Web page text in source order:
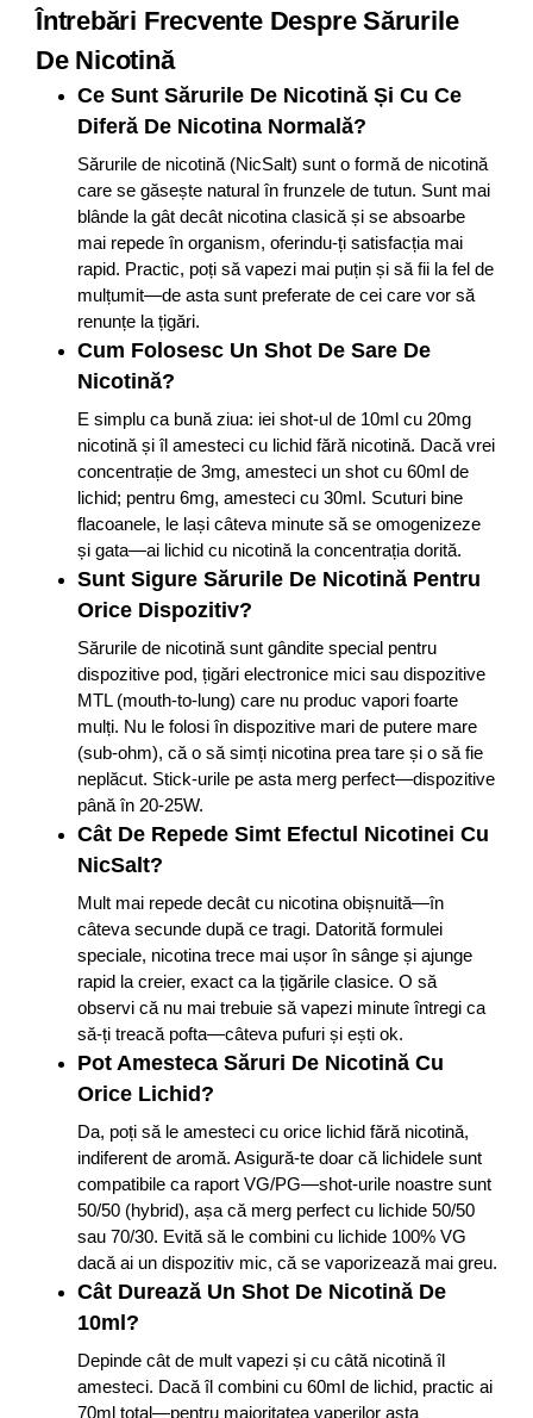
Întrebări Frecvente Despre Sărurile
De Nicotină
Ce Sunt Sărurile De Nicotină Și Cu Ce
Diferă De Nicotina Normală?
Sărurile de nicotină (NicSalt) sunt o formă de nicotină
care se găsește natural în frunzele de tutun. Sunt mai
blânde la gât decât nicotina clasică și se absoarbe
mai repede în organism, oferindu-ți satisfacția mai
rapid. Practic, poți să vapezi mai puțin și să fii la fel de
mulțumit—de asta sunt preferate de cei care vor să
renunțe la țigări.
Cum Folosesc Un Shot De Sare De
Nicotină?
E simplu ca bună ziua: iei shot-ul de 10ml cu 20mg
nicotină și îl amesteci cu lichid fără nicotină. Dacă vrei
concentrație de 3mg, amesteci un shot cu 60ml de
lichid; pentru 6mg, amesteci cu 30ml. Scuturi bine
flacoanele, le lași câteva minute să se omogenizeze
și gata—ai lichid cu nicotină la concentrația dorită.
Sunt Sigure Sărurile De Nicotină Pentru
Orice Dispozitiv?
Sărurile de nicotină sunt gândite special pentru
dispozitive pod, țigări electronice mici sau dispozitive
MTL (mouth-to-lung) care nu produc vapori foarte
mulți. Nu le folosi în dispozitive mari de putere mare
(sub-ohm), că o să simți nicotina prea tare și o să fie
neplăcut. Stick-urile pe asta merg perfect—dispozitive
până în 20-25W.
Cât De Repede Simt Efectul Nicotinei Cu
NicSalt?
Mult mai repede decât cu nicotina obișnuită—în
câteva secunde după ce tragi. Datorită formulei
speciale, nicotina trece mai ușor în sânge și ajunge
rapid la creier, exact ca la țigările clasice. O să
observi că nu mai trebuie să vapezi minute întregi ca
să-ți treacă pofta—câteva pufuri și ești ok.
Pot Amesteca Săruri De Nicotină Cu
Orice Lichid?
Da, poți să le amesteci cu orice lichid fără nicotină,
indiferent de aromă. Asigură-te doar că lichidele sunt
compatibile ca raport VG/PG—shot-urile noastre sunt
50/50 (hybrid), așa că merg perfect cu lichide 50/50
sau 70/30. Evită să le combini cu lichide 100% VG
dacă ai un dispozitiv mic, că se vaporizează mai greu.
Cât Durează Un Shot De Nicotină De
10ml?
Depinde cât de mult vapezi și cu câtă nicotină îl
amesteci. Dacă îl combini cu 60ml de lichid, practic ai
70ml total—pentru majoritatea vaperilor asta